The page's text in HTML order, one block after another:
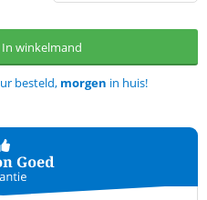
In winkelmand
besteld, morgen in huis!